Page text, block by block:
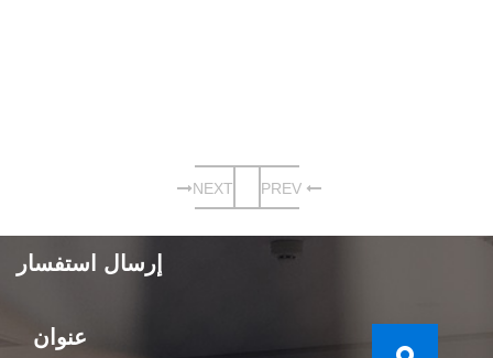
PREV
NEXT
إرسال استفسار
عنوان